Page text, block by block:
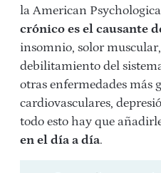
la American
crónico es el causante
insomnio, solor
debilitamiento del
otras enfermedades más
cardiovasculares,
todo esto hay que
en el día a día.